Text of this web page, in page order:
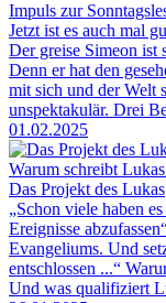
Impuls zur
Jetzt ist es auch mal
Der greise Simeon ist
Denn er hat den
mit sich und der Welt
unspektakulär. Drei
01.02.2025
Warum schreibt
Das Projekt des Lukas
„Schon viele haben
Ereignisse
Evangeliums. Und
entschlossen ...“
Und was qualifiziert